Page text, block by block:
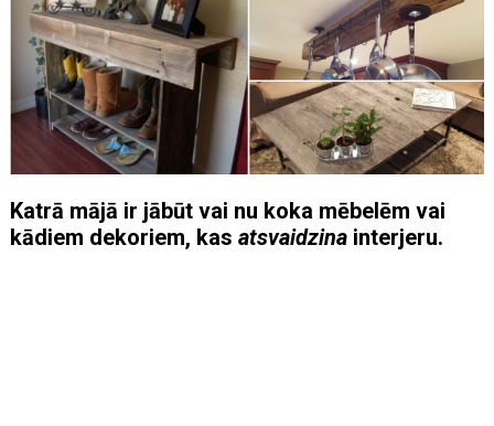
Katrā mājā ir jābūt vai nu koka mēbelēm vai
kādiem dekoriem, kasatsvaidzina interjeru.